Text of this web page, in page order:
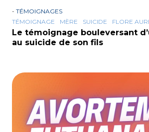
- TÉMOIGNAGES
TÉMOIGNAGE
MÈRE SUICIDE FLORE
Le témoignage bouleversant
au suicide de son fils